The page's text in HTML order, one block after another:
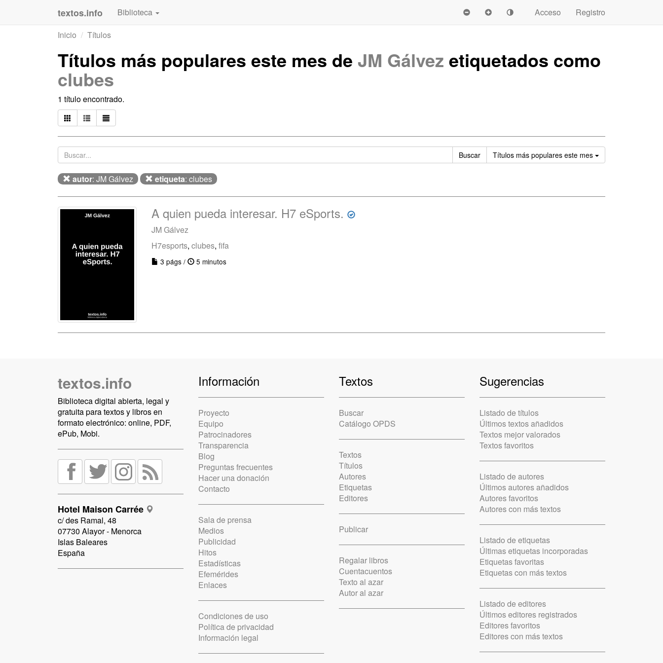
textos.info Biblioteca Acceso
Registro
Inicio
Títulos
Títulos más populares este mes de JM Gálvez etiquetados como
clubes
1 título encontrado.
Buscar Títulos más populares este mes Ordenar
autor: JM Gálvez etiqueta: clubes
A quien pueda interesar. H7 eSports.
JM Gálvez
H7esports, clubes, fifa
3 págs / 5 minutos
textos.info
Biblioteca digital abierta, legal y
gratuita para textos y libros en
formato electrónico: online, PDF,
ePub, Mobi.
Hotel Maison Carrée
c/ des Ramal, 48
07730 Alayor - Menorca
Islas Baleares
España
Información
Proyecto
Equipo
Patrocinadores
Transparencia
Blog
Preguntas frecuentes
Hacer una donación
Contacto
Sala de prensa
Medios
Publicidad
Hitos
Estadísticas
Efemérides
Enlaces
Condiciones de uso
Política de privacidad
Información legal
Textos
Buscar
Catálogo OPDS
Textos
Títulos
Autores
Etiquetas
Editores
Publicar
Regalar libros
Cuentacuentos
Texto al azar
Autor al azar
Sugerencias
Listado de títulos
Últimos textos añadidos
Textos mejor valorados
Textos favoritos
Listado de autores
Últimos autores añadidos
Autores favoritos
Autores con más textos
Listado de etiquetas
Últimas etiquetas incorporadas
Etiquetas favoritas
Etiquetas con más textos
Listado de editores
Últimos editores registrados
Editores favoritos
Editores con más textos